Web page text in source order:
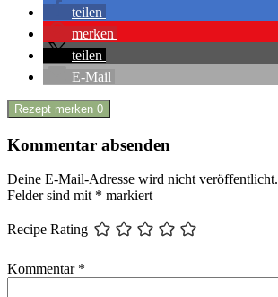
teilen
merken
teilen
E-Mail
Rezept merken 0
Kommentar absenden
Deine E-Mail-Adresse wird nicht veröffentlicht.
Felder sind mit * markiert
Recipe Rating
Kommentar *